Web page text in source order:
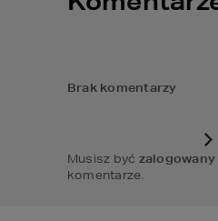
Brak komentarzy
Musisz być zalogowany
komentarze.